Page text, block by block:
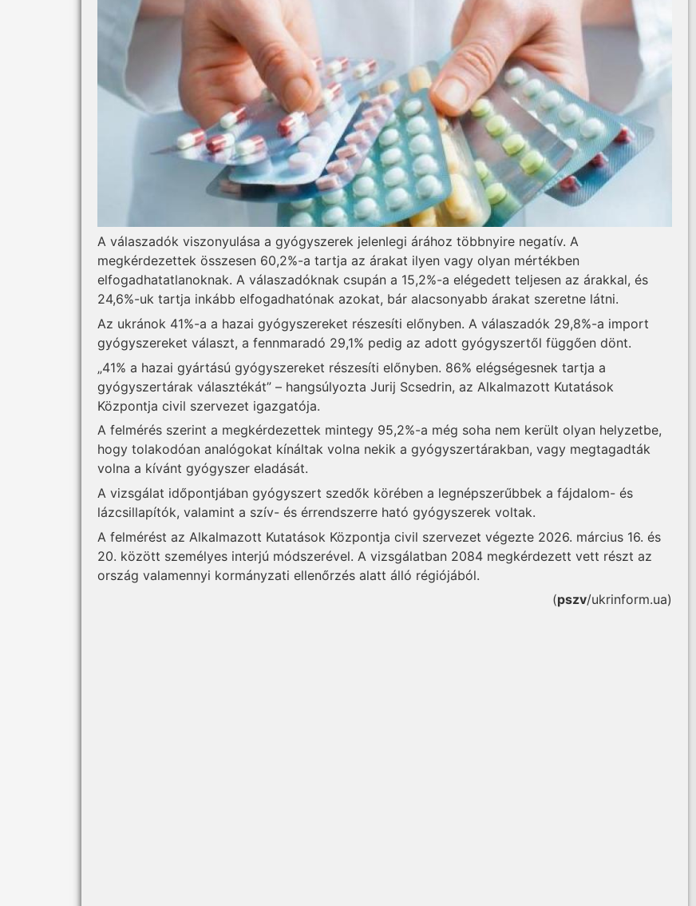
A válaszadók viszonyulása a gyógyszerek jelenlegi árához többnyire negatív. A
megkérdezettek összesen 60,2%-a tartja az árakat ilyen vagy olyan mértékben
elfogadhatatlanoknak. A válaszadóknak csupán a 15,2%-a elégedett teljesen az árakkal, és
24,6%-uk tartja inkább elfogadhatónak azokat, bár alacsonyabb árakat szeretne látni.
Az ukránok 41%-a a hazai gyógyszereket részesíti előnyben. A válaszadók 29,8%-a import
gyógyszereket választ, a fennmaradó 29,1% pedig az adott gyógyszertől függően dönt.
„41% a hazai gyártású gyógyszereket részesíti előnyben. 86% elégségesnek tartja a
gyógyszertárak választékát” – hangsúlyozta Jurij Scsedrin, az Alkalmazott Kutatások
Központja civil szervezet igazgatója.
A felmérés szerint a megkérdezettek mintegy 95,2%-a még soha nem került olyan helyzetbe,
hogy tolakodóan analógokat kínáltak volna nekik a gyógyszertárakban, vagy megtagadták
volna a kívánt gyógyszer eladását.
A vizsgálat időpontjában gyógyszert szedők körében a legnépszerűbbek a fájdalom- és
lázcsillapítók, valamint a szív- és érrendszerre ható gyógyszerek voltak.
A felmérést az Alkalmazott Kutatások Központja civil szervezet végezte 2026. március 16. és
20. között személyes interjú módszerével. A vizsgálatban 2084 megkérdezett vett részt az
ország valamennyi kormányzati ellenőrzés alatt álló régiójából.
(pszv/ukrinform.ua)